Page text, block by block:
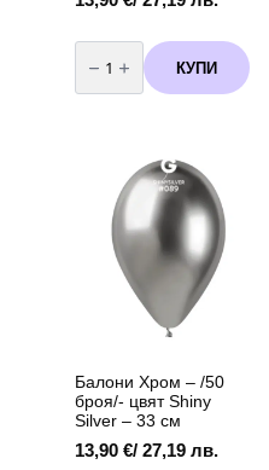
количество
за
Балони
Хром
КУПИ
Балони Хром – /50
броя/- цвят Shiny
Silver – 33 см
13,90 €/ 27,19 лв.